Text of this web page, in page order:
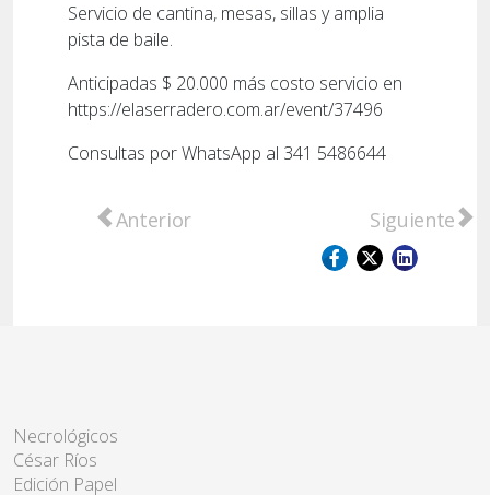
Servicio de cantina, mesas, sillas y amplia
pista de baile.
Anticipadas $ 20.000 más costo servicio en
https://elaserradero.com.ar/event/37496
Consultas por WhatsApp al 341 5486644
Artículo anterior: Folclore y Día de la
Anterior Artículo
Siguiente
Necrológicos
César Ríos
Edición Papel